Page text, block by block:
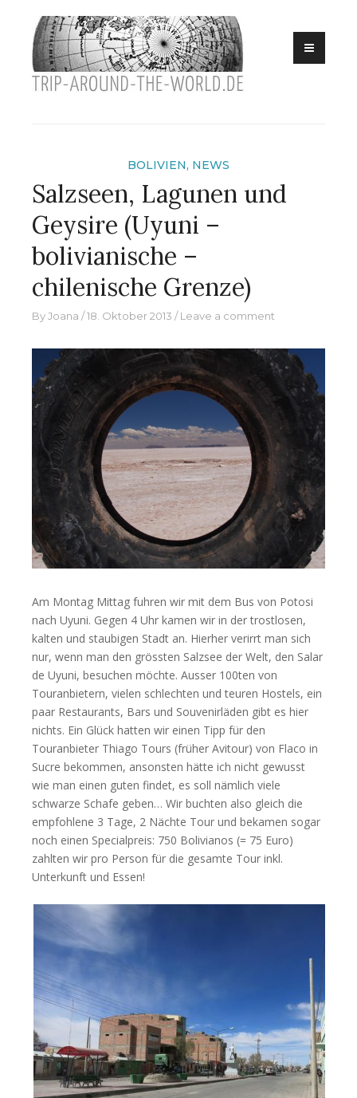
content
around
die südliche
Hemisphäre
BOLIVIEN, NEWS
Salzseen, Lagunen und
Geysire (Uyuni –
bolivianische –
chilenische Grenze)
ByJoana 18. Oktober 2013 Leave a comment
Am Montag Mittag fuhren wir mit dem Bus von Potosi
nach Uyuni. Gegen 4 Uhr kamen wir in der trostlosen,
kalten und staubigen Stadt an. Hierher verirrt man sich
nur, wenn man den grössten Salzsee der Welt, den Salar
de Uyuni, besuchen möchte. Ausser 100ten von
Touranbietern, vielen schlechten und teuren Hostels, ein
paar Restaurants, Bars und Souvenirläden gibt es hier
nichts. Ein Glück hatten wir einen Tipp für den
Touranbieter Thiago Tours (früher Avitour) von Flaco in
Sucre bekommen, ansonsten hätte ich nicht gewusst
wie man einen guten findet, es soll nämlich viele
schwarze Schafe geben… Wir buchten also gleich die
empfohlene 3 Tage, 2 Nächte Tour und bekamen sogar
noch einen Specialpreis: 750 Bolivianos (= 75 Euro)
zahlten wir pro Person für die gesamte Tour inkl.
Unterkunft und Essen!